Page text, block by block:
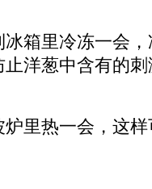
里冷冻一会，
洋葱中含有的
里热一会，这样